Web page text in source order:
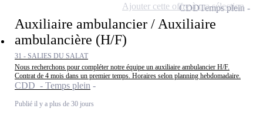
Auxiliaire ambulancier / Auxiliaire
ambulancière (H/F)
31 - SALIES DU SALAT
Nous recherchons pour compléter notre équipe un auxiliaire ambulancier H/F.
Contrat de 4 mois dans un premier temps. Horaires selon planning hebdomadaire.
CDD - Temps plein
Publié il y a plus de 30 jours
CDDTemps plein
Ajouter cette offre à ma sélection